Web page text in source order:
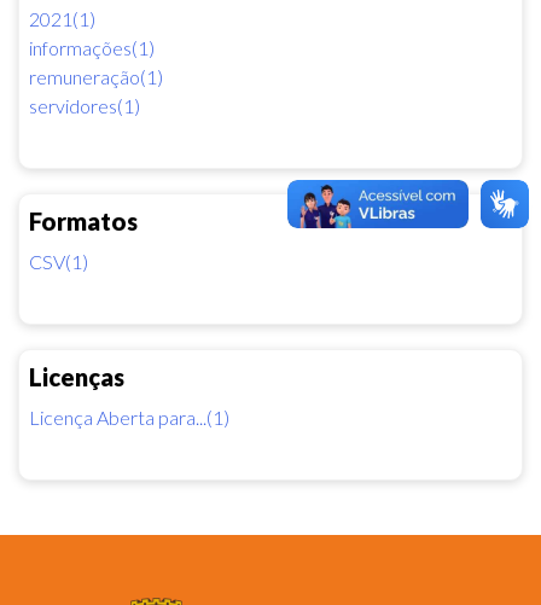
2021(1)
informações(1)
remuneração(1)
servidores(1)
Formatos
CSV(1)
Licenças
Licença Aberta para...(1)